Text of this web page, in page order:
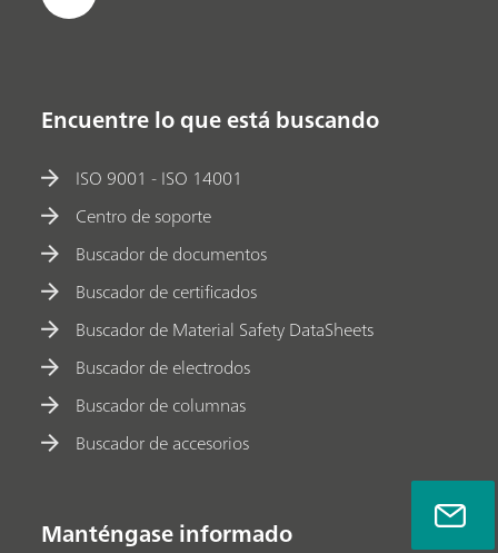
Encuentre lo que está buscando
ISO 9001 - ISO 14001
Centro de soporte
Buscador de documentos
Buscador de certificados
Buscador de Material Safety DataSheets
Buscador de electrodos
Buscador de columnas
Buscador de accesorios
Manténgase informado